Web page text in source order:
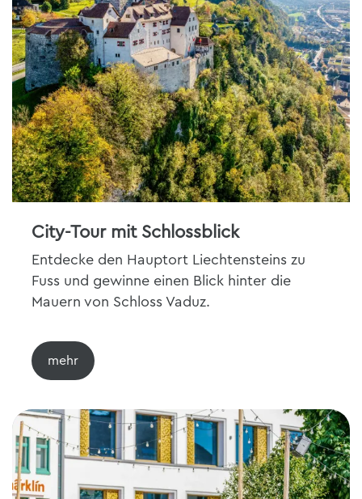
City-Tour mit Schlossblick
Entdecke den Hauptort Liechtensteins zu
Fuss und gewinne einen Blick hinter die
Mauern von Schloss Vaduz.